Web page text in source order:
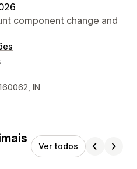
component change and
IN
Ver todos